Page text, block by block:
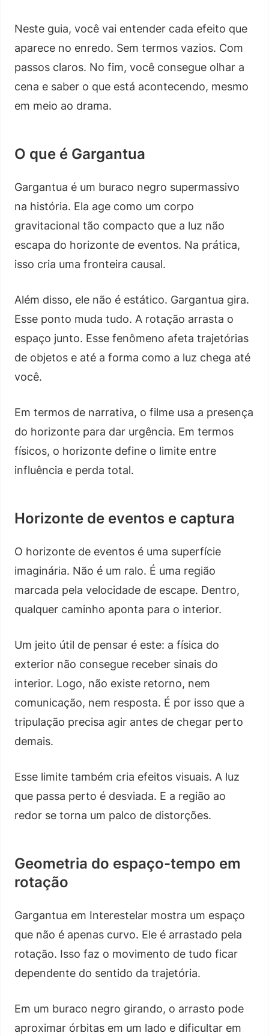
Neste guia, você vai entender cada efeito que
aparece no enredo. Sem termos vazios. Com
passos claros. No fim, você consegue olhar a
cena e saber o que está acontecendo, mesmo
em meio ao drama.
O que é Gargantua
Gargantua é um buraco negro supermassivo
na história. Ela age como um corpo
gravitacional tão compacto que a luz não
escapa do horizonte de eventos. Na prática,
isso cria uma fronteira causal.
Além disso, ele não é estático. Gargantua gira.
Esse ponto muda tudo. A rotação arrasta o
espaço junto. Esse fenômeno afeta trajetórias
de objetos e até a forma como a luz chega até
você.
Em termos de narrativa, o filme usa a presença
do horizonte para dar urgência. Em termos
físicos, o horizonte define o limite entre
influência e perda total.
Horizonte de eventos e captura
O horizonte de eventos é uma superfície
imaginária. Não é um ralo. É uma região
marcada pela velocidade de escape. Dentro,
qualquer caminho aponta para o interior.
Um jeito útil de pensar é este: a física do
exterior não consegue receber sinais do
interior. Logo, não existe retorno, nem
comunicação, nem resposta. É por isso que a
tripulação precisa agir antes de chegar perto
demais.
Esse limite também cria efeitos visuais. A luz
que passa perto é desviada. E a região ao
redor se torna um palco de distorções.
Geometria do espaço-tempo em
rotação
Gargantua em Interestelar mostra um espaço
que não é apenas curvo. Ele é arrastado pela
rotação. Isso faz o movimento de tudo ficar
dependente do sentido da trajetória.
Em um buraco negro girando, o arrasto pode
aproximar órbitas em um lado e dificultar em